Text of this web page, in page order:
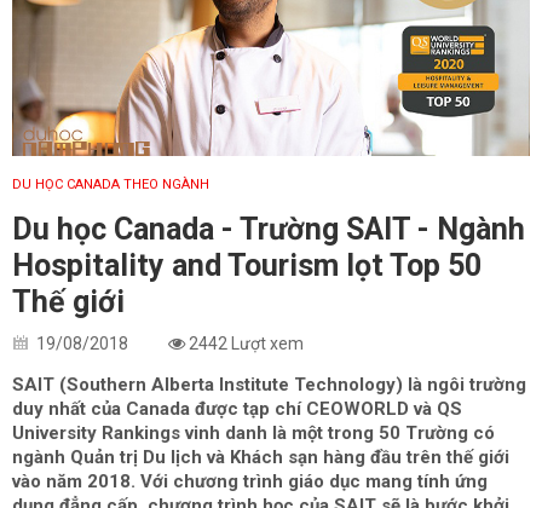
DU HỌC CANADA THEO NGÀNH
Du học Canada - Trường SAIT - Ngành
Hospitality and Tourism lọt Top 50
Thế giới
19/08/2018 2442 Lượt xem
SAIT (Southern Alberta Institute Technology) là ngôi trường
duy nhất của Canada được tạp chí CEOWORLD và QS
University Rankings vinh danh là một trong 50 Trường có
ngành Quản trị Du lịch và Khách sạn hàng đầu trên thế giới
vào năm 2018. Với chương trình giáo dục mang tính ứng